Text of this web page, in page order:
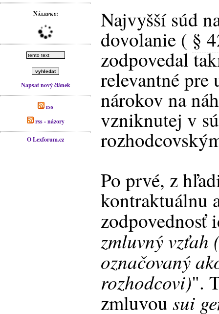
Nálepky:
Napsat nový článek
rss
rss - názory
O Lexforum.cz
Najvyšší súd
dovolanie ( §
zodpovedal
relevantné pre
nárokov na
vzniknutej v
Po prvé, z
kontraktuálnu
zodpovednosť
zmluvný
označovaný
rozhodcovi)".
zmluvousui